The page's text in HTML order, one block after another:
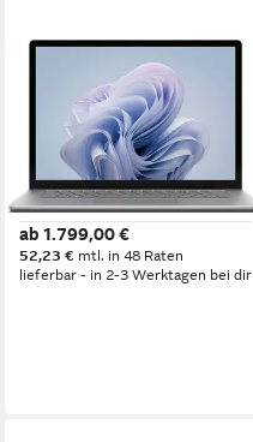
Microsoft Surface Laptop 6
13.5", Platin, Core Ultra 7
165H, 16GB RAM Notebook
16 GB Arbeitsspeicher
256 GB Speicherkapazität
ab 1.799,00 €
52,23 € mtl. in 48 Raten
lieferbar - in 2-3 Werktagen bei dir